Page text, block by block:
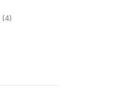
(4)